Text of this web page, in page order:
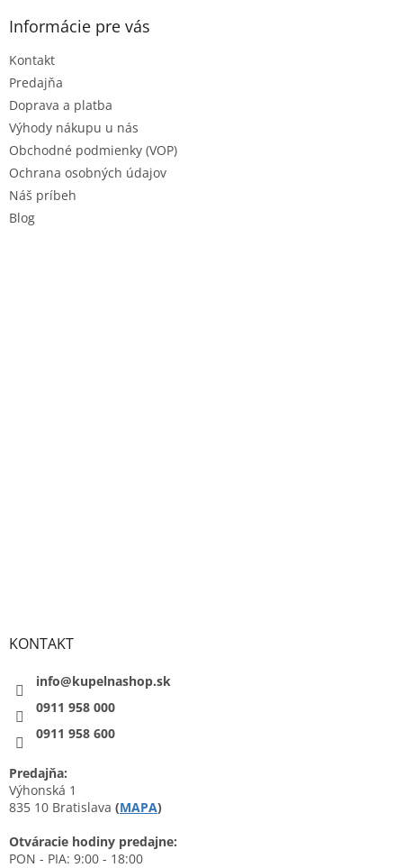
Informácie pre vás
Kontakt
Predajňa
Doprava a platba
Výhody nákupu u nás
Obchodné podmienky (VOP)
Ochrana osobných údajov
Náš príbeh
Blog
KONTAKT
info@kupelnashop.sk
0911 958 000
0911 958 600
Predajňa:
Výhonská 1
835 10 Bratislava (MAPA)
Otváracie hodiny predajne:
PON - PIA: 9:00 - 18:00